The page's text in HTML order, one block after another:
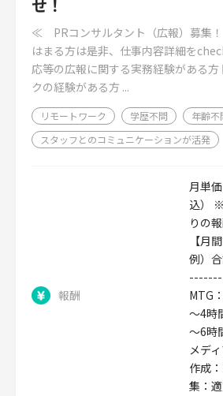
せ！
≪ PRコンサルタント（広報）募集
はまる方は是非、仕事内容詳細を
応等の広報に関する実務経験がある
クの経験がある方 ...
リモートワーク 学歴不問
年齢不
スタッフとのコミュニケーションが活発
報酬
月単
込）
りの
【月
例）
MTG
～4時
～6時
メデ
作成
集：